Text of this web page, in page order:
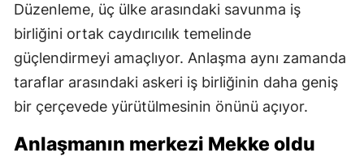
Düzenleme, üç ülke arasındaki savunma iş
birliğini ortak caydırıcılık temelinde
güçlendirmeyi amaçlıyor. Anlaşma aynı zamanda
taraflar arasındaki askeri iş birliğinin daha geniş
bir çerçevede yürütülmesinin önünü açıyor.
Anlaşmanın merkezi Mekke oldu